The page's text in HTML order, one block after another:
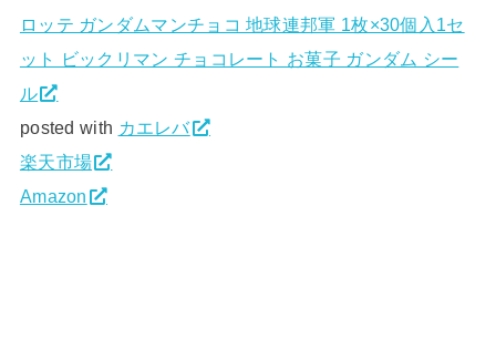
ロッテ ガンダムマンチョコ 地球連邦軍 1枚×30個入1セ
ット ビックリマン チョコレート お菓子 ガンダム シー
ル
posted with カエレバ
楽天市場
Amazon